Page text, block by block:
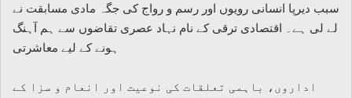
سبب دیرپا انسانی رویوں اور رسم و رواج کی جگہ مادی مسابقت نے
لے لی ہے۔ اقتصادی ترقی کے نام نہاد عصری تقاضوں سے ہم آہنگ
ہونے کے لیے معاشرتی
اداروں، باہمی تعلقات کی نوعیت اور انعام و سزا کے